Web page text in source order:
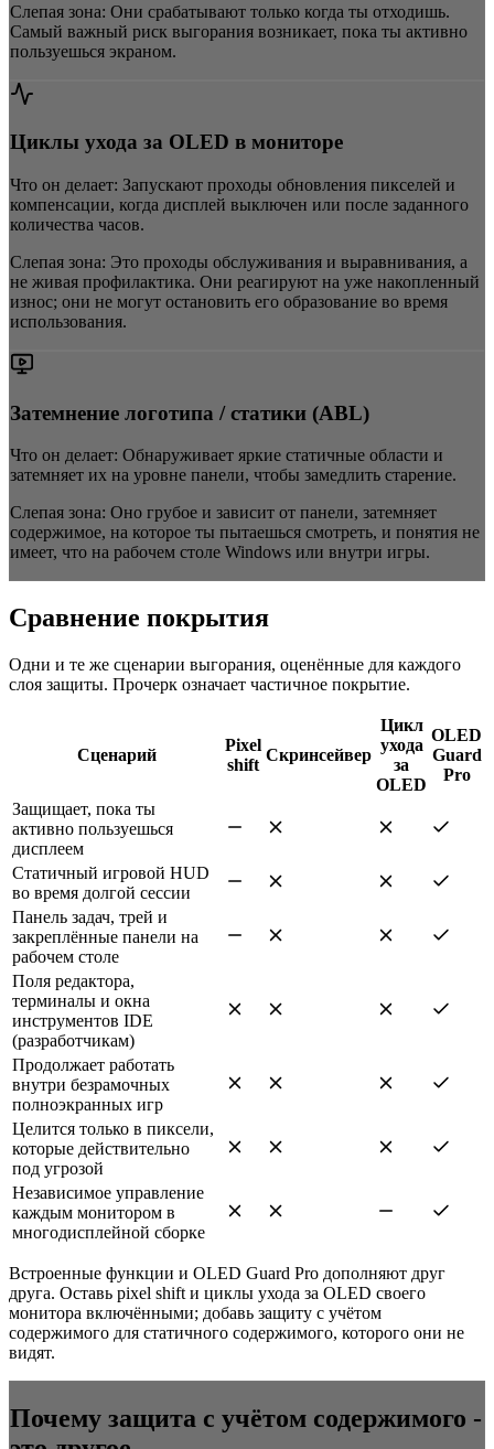
Слепая зона: Они срабатывают только когда ты отходишь.
Самый важный риск выгорания возникает, пока ты активно
пользуешься экраном.
Циклы ухода за OLED в мониторе
Что он делает: Запускают проходы обновления пикселей и
компенсации, когда дисплей выключен или после заданного
количества часов.
Слепая зона: Это проходы обслуживания и выравнивания, а
не живая профилактика. Они реагируют на уже накопленный
износ; они не могут остановить его образование во время
использования.
Затемнение логотипа / статики (ABL)
Что он делает: Обнаруживает яркие статичные области и
затемняет их на уровне панели, чтобы замедлить старение.
Слепая зона: Оно грубое и зависит от панели, затемняет
содержимое, на которое ты пытаешься смотреть, и понятия не
имеет, что на рабочем столе Windows или внутри игры.
Сравнение покрытия
Одни и те же сценарии выгорания, оценённые для каждого
слоя защиты. Прочерк означает частичное покрытие.
Сценарий
Pixel
shift
Скринсейвер
Цикл
ухода
за
OLED
OLED
Guard
Pro
Защищает, пока ты
активно пользуешься
дисплеем
Статичный игровой HUD
во время долгой сессии
Панель задач, трей и
закреплённые панели на
рабочем столе
Поля редактора,
терминалы и окна
инструментов IDE
(разработчикам)
Продолжает работать
внутри безрамочных
полноэкранных игр
Целится только в пиксели,
которые действительно
под угрозой
Независимое управление
каждым монитором в
многодисплейной сборке
Встроенные функции и OLED Guard Pro дополняют друг
друга. Оставь pixel shift и циклы ухода за OLED своего
монитора включёнными; добавь защиту с учётом
содержимого для статичного содержимого, которого они не
видят.
Почему защита с учётом содержимого -